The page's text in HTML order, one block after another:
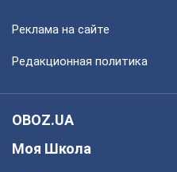
Реклама на сайте
Редакционная политика
OBOZ.UA
Моя Школа